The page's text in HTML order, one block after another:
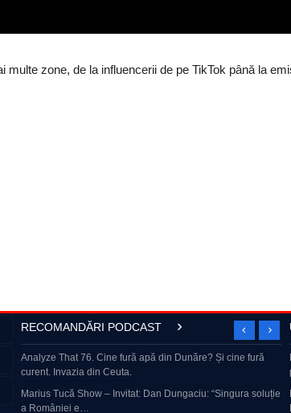
zone, de la influencerii de pe TikTok până la
RECOMANDĂRI PODCAST
Analyze That 76. Cine fură apă din Dunăre? Și cine fură
curent. Invazia din Ceuta.
Marius Tucă Show – Invitat: Dan Dungaciu: “Singura soluție
a României e…
VIDEO Scene de groază în timpul unui live: Un influencer
cu peste 650.000 de urmăritori a…
‘Amenințarea va continua să evolueze’ – ONU trage un
semnal de alarmă:…